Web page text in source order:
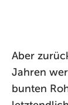
Aber
Jahren
bunten